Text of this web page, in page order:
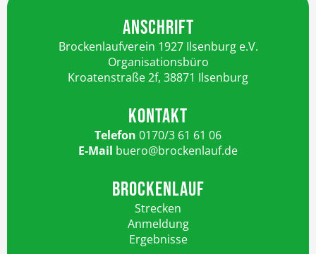
ANSCHRIFT
Brockenlaufverein 1927 Ilsenburg e.V.
Organisationsbüro
Kroatenstraße 2f, 38871 Ilsenburg
KONTAKT
Telefon 0170/3 61 61 06
E-Mail buero@brockenlauf.de
BROCKENLAUF
Strecken
Anmeldung
Ergebnisse